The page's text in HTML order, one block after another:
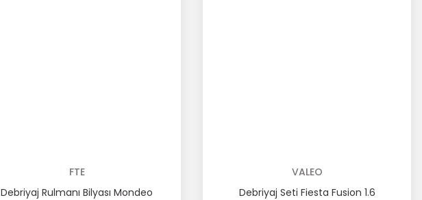
FTE
Debriyaj Rulmanı Bilyası Mondeo
VALEO
Debriyaj Seti Fiesta Fusion 1.6